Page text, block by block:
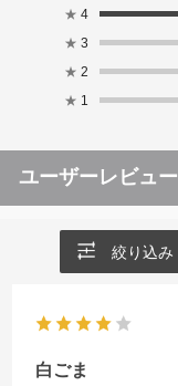
★ 4
★ 3
★ 2
★ 1
ユーザーレビュー
絞り込み
白ごま